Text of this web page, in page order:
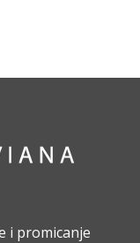
i promicanje